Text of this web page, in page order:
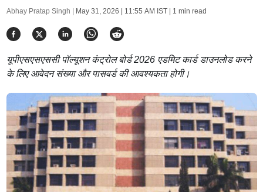
Abhay Pratap Singh | May 31, 2026 | 11:55 AM IST| 1 min read
यूपीएसएसएससी पॉल्यूशन कंट्रोल बोर्ड 2026 एडमिट कार्ड डाउनलोड करने
के लिए आवेदन संख्या और पासवर्ड की आवश्यकता होगी।